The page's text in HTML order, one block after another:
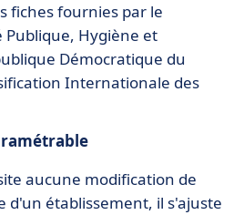
fiches fournies par le
Publique, Hygiène et
Démocratique du
Internationale des
aucune modification de
d'un établissement, il s'ajuste